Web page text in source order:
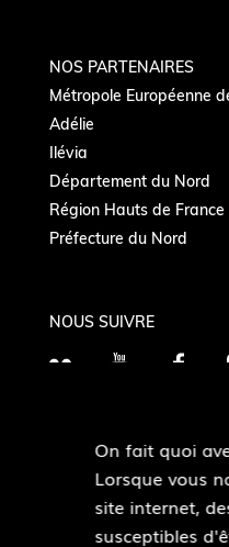
On fait quoi
Lorsque vous
site internet,
susceptibles
NOS PARTENAIRES
Métropole Européenne
Adélie
Ilévia
Département du Nord
Région Hauts de France
Préfecture du Nord
NOUS SUIVRE
F
Y
T
u
b
e
F
e
b
o
o
I
MAIRIES DE QUARTIERS
Découvrir les